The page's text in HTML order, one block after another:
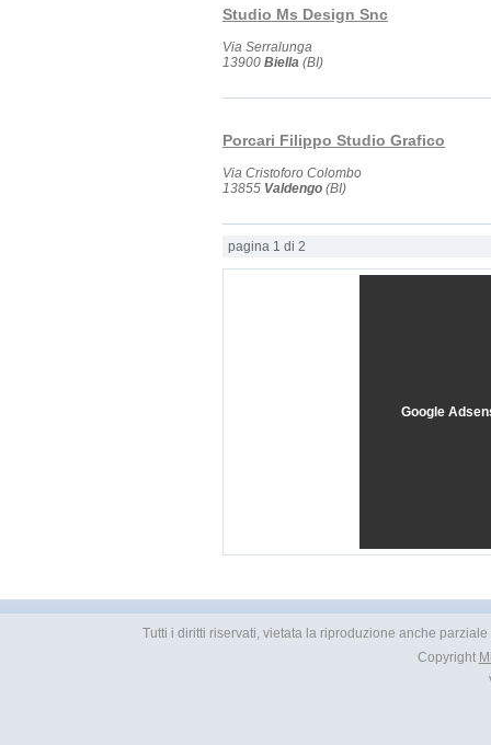
Studio Ms Design Snc
Via Serralunga
13900 Biella (BI)
Porcari Filippo Studio Grafico
Via Cristoforo Colombo
13855 Valdengo (BI)
pagina 1 di 2
Google
Tutti i diritti riservati, vietata la riproduzione anche
Copyright